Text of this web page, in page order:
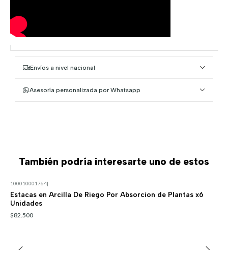
Envíos a nivel nacional
Asesoría personalizada por Whatsapp
También podría interesarte uno de estos
100010001764|
Estacas en Arcilla De Riego Por Absorcion de Plantas x6
Unidades
$82.500